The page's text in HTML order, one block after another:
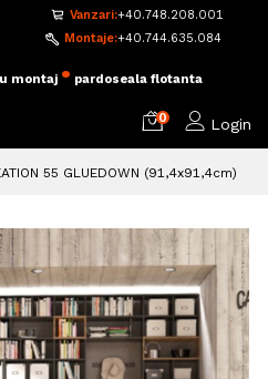
Vanzari:+40.748.208.001
Montaje:+40.744.635.084
montaj • pardoseala flotanta
0 Login
55 GLUEDOWN (91,4x91,4cm)